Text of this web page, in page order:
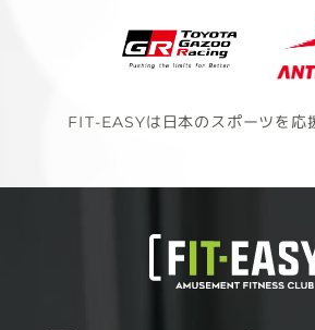
FIT-EASYは日本のスポーツを応